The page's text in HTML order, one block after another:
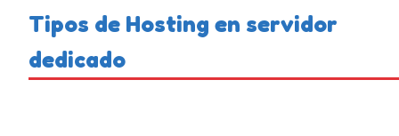
Tipos de Hosting en servidor
dedicado